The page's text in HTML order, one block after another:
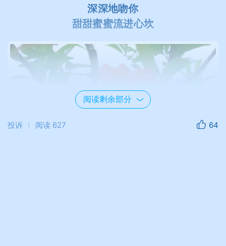
深深地吻你
甜甜蜜蜜流进心坎
阅读剩余部分
投诉 阅读 627 64